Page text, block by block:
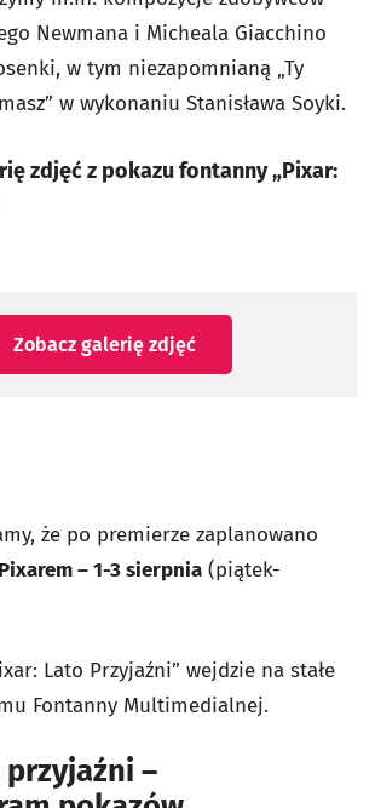
Newmana i Micheala Giacchino
w tym niezapomnianą „Ty
w wykonaniu Stanisława Soyki.
zdjęć z pokazu fontanny „Pixar:
Zobacz galerię zdjęć
że po premierze zaplanowano
– 1-3 sierpnia (piątek-
Lato Przyjaźni” wejdzie na stałe
Fontanny Multimedialnej.
–